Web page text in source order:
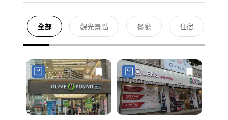
全部 觀光景點 餐廳 住宿